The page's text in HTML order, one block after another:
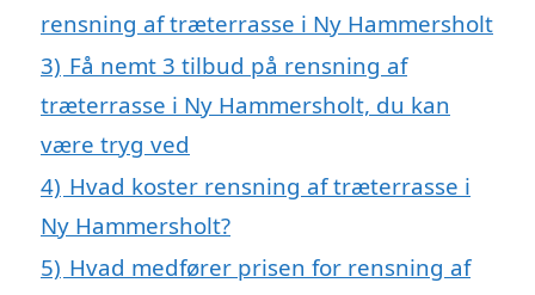
rensning af træterrasse i Ny Hammersholt
3) Få nemt 3 tilbud på rensning af
træterrasse i Ny Hammersholt, du kan
være tryg ved
4) Hvad koster rensning af træterrasse i
Ny Hammersholt?
5) Hvad medfører prisen for rensning af